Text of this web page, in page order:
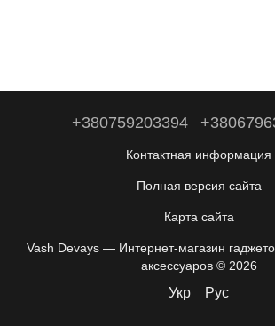
+380759203394
Контактная информация
Полная версия сайта
Карта сайта
Vash Devays — Интернет-магазин
аксессуаров © 2026
Укр Рус